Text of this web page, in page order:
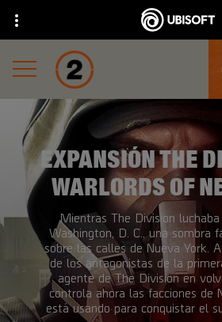
EXPANSIÓN THE
WARLORDS OF
Mientras The Division
Washington, D. C., una sombra
sobre las calles de Nueva York.
de los antagonistas de la
agente de The Division en
controla ahora las facciones de
está usando para conquistar el